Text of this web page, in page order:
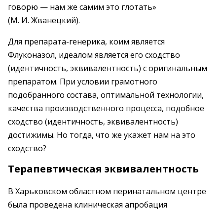
говорю — нам же самим это глотать»
(М. И. Жванецкий).
Для препарата-генерика, коим является
Флуконазол, идеалом является его сходство
(идентичность, эквивалентность) с оригинальным
препаратом. При условии грамотного
подобранного состава, оптимальной технологии,
качества производственного процесса, подобное
сходство (идентичность, эквивалентность)
достижимы. Но тогда, что же укажет нам на это
сходство?
Терапевтическая эквивалентность
В Харьковском областном перинатальном центре
была проведена клиническая апробация